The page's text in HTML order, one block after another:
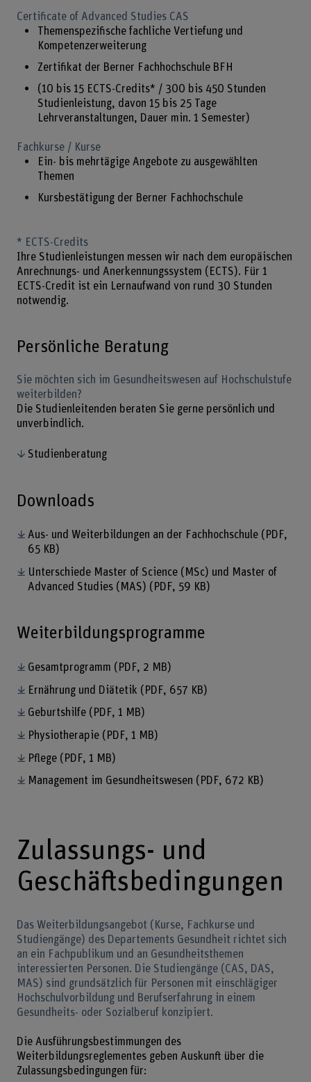
Certificate of Advanced Studies CAS
Themenspezifische fachliche Vertiefung und
Kompetenzerweiterung
Zertifikat der Berner Fachhochschule BFH
(10 bis 15 ECTS-Credits* / 300 bis 450 Stunden
Studienleistung, davon 15 bis 25 Tage
Lehrveranstaltungen, Dauer min. 1 Semester)
Fachkurse / Kurse
Ein- bis mehrtägige Angebote zu ausgewählten
Themen
Kursbestätigung der Berner Fachhochschule
* ECTS-Credits
Ihre Studienleistungen messen wir nach dem europäischen
Anrechnungs- und Anerkennungssystem (ECTS). Für 1
ECTS-Credit ist ein Lernaufwand von rund 30 Stunden
notwendig.
Persönliche Beratung
Sie möchten sich im Gesundheitswesen auf Hochschulstufe
weiterbilden?
Die Studienleitenden beraten Sie gerne persönlich und
unverbindlich.
Studienberatung
Downloads
Aus- und Weiterbildungen an der Fachhochschule (PDF,
65 KB)
Unterschiede Master of Science (MSc) und Master of
Advanced Studies (MAS) (PDF, 59 KB)
Weiterbildungsprogramme
Gesamtprogramm (PDF, 2 MB)
Ernährung und Diätetik (PDF, 657 KB)
Geburtshilfe (PDF, 1 MB)
Physiotherapie (PDF, 1 MB)
Pflege (PDF, 1 MB)
Management im Gesundheitswesen (PDF, 672 KB)
Zulassungs- und
Geschäftsbedingungen
Das Weiterbildungsangebot (Kurse, Fachkurse und
Studiengänge) des Departements Gesundheit richtet sich
an ein Fachpublikum und an Gesundheitsthemen
interessierten Personen. Die Studiengänge (CAS, DAS,
MAS) sind grundsätzlich für Personen mit einschlägiger
Hochschulvorbildung und Berufserfahrung in einem
Gesundheits- oder Sozialberuf konzipiert.
Die Ausführungsbestimmungen des
Weiterbildungsreglementes geben Auskunft über die
Zulassungsbedingungen für: